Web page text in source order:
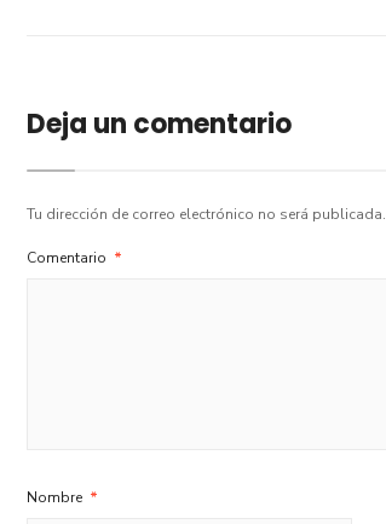
Deja un comentario
Tu dirección de correo electrónico no será publicada.
Comentario *
Nombre *